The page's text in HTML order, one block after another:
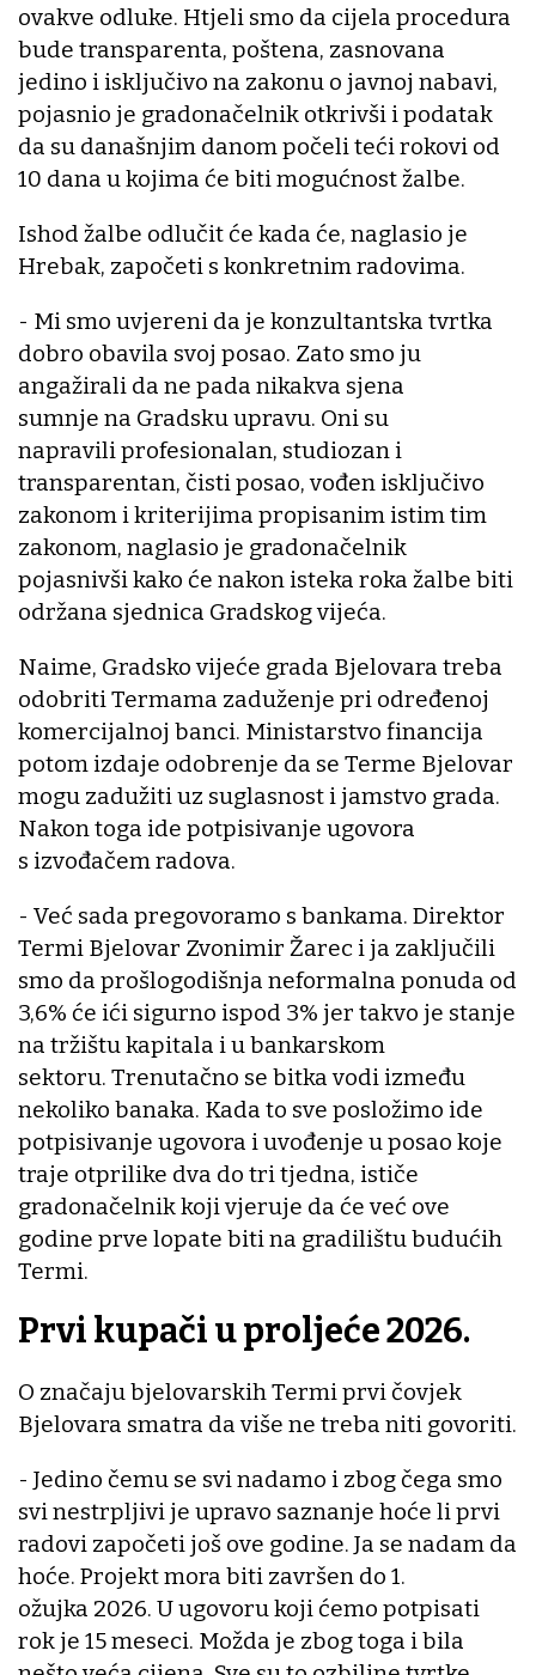
ovakve odluke. Htjeli smo da cijela procedura
bude transparenta, poštena, zasnovana
jedino i isključivo na zakonu o javnoj nabavi,
pojasnio je gradonačelnik otkrivši i podatak
da su današnjim danom počeli teći rokovi od
10 dana u kojima će biti mogućnost žalbe.
Ishod žalbe odlučit će kada će, naglasio je
Hrebak, započeti s konkretnim radovima.
- Mi smo uvjereni da je konzultantska tvrtka
dobro obavila svoj posao. Zato smo ju
angažirali da ne pada nikakva sjena
sumnje na Gradsku upravu. Oni su
napravili profesionalan, studiozan i
transparentan, čisti posao, vođen isključivo
zakonom i kriterijima propisanim istim tim
zakonom, naglasio je gradonačelnik
pojasnivši kako će nakon isteka roka žalbe biti
održana sjednica Gradskog vijeća.
Naime, Gradsko vijeće grada Bjelovara treba
odobriti Termama zaduženje pri određenoj
komercijalnoj banci. Ministarstvo financija
potom izdaje odobrenje da se Terme Bjelovar
mogu zadužiti uz suglasnost i jamstvo grada.
Nakon toga ide potpisivanje ugovora
s izvođačem radova.
- Već sada pregovoramo s bankama. Direktor
Termi Bjelovar Zvonimir Žarec i ja zaključili
smo da prošlogodišnja neformalna ponuda od
3,6% će ići sigurno ispod 3% jer takvo je stanje
na tržištu kapitala i u bankarskom
sektoru. Trenutačno se bitka vodi između
nekoliko banaka. Kada to sve posložimo ide
potpisivanje ugovora i uvođenje u posao koje
traje otprilike dva do tri tjedna, ističe
gradonačelnik koji vjeruje da će već ove
godine prve lopate biti na gradilištu budućih
Termi.
Prvi kupači u proljeće 2026.
O značaju bjelovarskih Termi prvi čovjek
Bjelovara smatra da više ne treba niti govoriti.
- Jedino čemu se svi nadamo i zbog čega smo
svi nestrpljivi je upravo saznanje hoće li prvi
radovi započeti još ove godine. Ja se nadam da
hoće. Projekt mora biti završen do 1.
ožujka 2026. U ugovoru koji ćemo potpisati
rok je 15 meseci. Možda je zbog toga i bila